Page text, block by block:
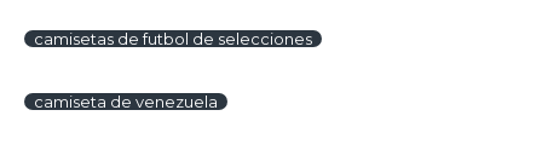
camisetas de futbol de selecciones
camiseta de venezuela